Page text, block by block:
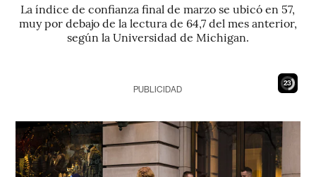
La índice de confianza final de marzo se ubicó en 57,
muy por debajo de la lectura de 64,7 del mes anterior,
según la Universidad de Michigan.
21
PUBLICIDAD